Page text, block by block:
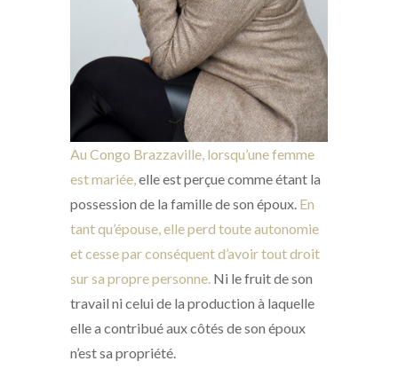
Au Congo Brazzaville, lorsqu’une femme
est mariée,elle est perçue comme étant la
possession de la famille de son époux. En
tant qu’épouse, elle perd toute autonomie
et cesse par conséquent d’avoir tout droit
sur sa propre personne. Ni le fruit de son
travail ni celui de la production à laquelle
elle a contribué aux côtés de son époux
n’est sa propriété.